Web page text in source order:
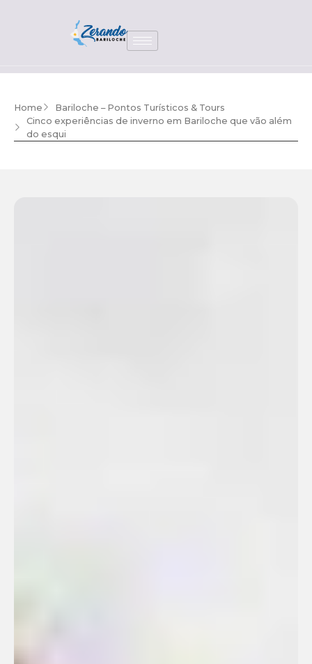
Home
Bariloche – Pontos Turísticos & Tours
Cinco experiências de inverno em Bariloche que vão além
do esqui